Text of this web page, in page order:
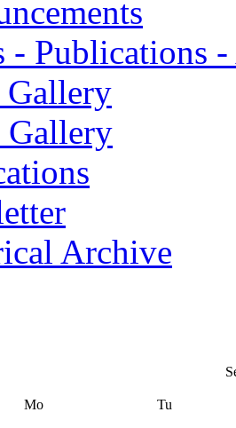
- Publications
Gallery
Gallery
Archive
Mo Tu